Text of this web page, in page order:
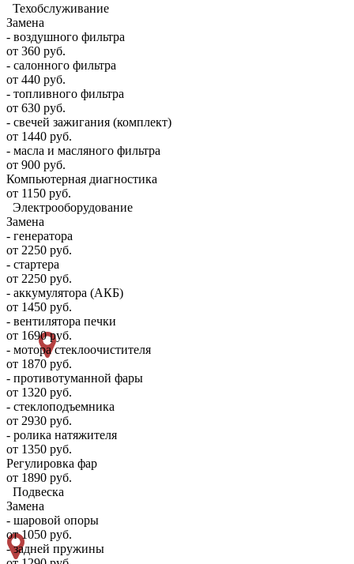
Техобслуживание
Замена
- воздушного фильтра
от 360 руб.
- салонного фильтра
от 440 руб.
- топливного фильтра
от 630 руб.
- свечей зажигания (комплект)
от 1440 руб.
- масла и масляного фильтра
от 900 руб.
Компьютерная диагностика
от 1150 руб.
Электрооборудование
Замена
- генератора
от 2250 руб.
- стартера
от 2250 руб.
- аккумулятора (АКБ)
от 1450 руб.
- вентилятора печки
от 1690 руб.
- мотора стеклоочистителя
от 1870 руб.
- противотуманной фары
от 1320 руб.
- стеклоподъемника
от 2930 руб.
- ролика натяжителя
от 1350 руб.
Регулировка фар
от 1890 руб.
Подвеска
Замена
- шаровой опоры
от 1050 руб.
- задней пружины